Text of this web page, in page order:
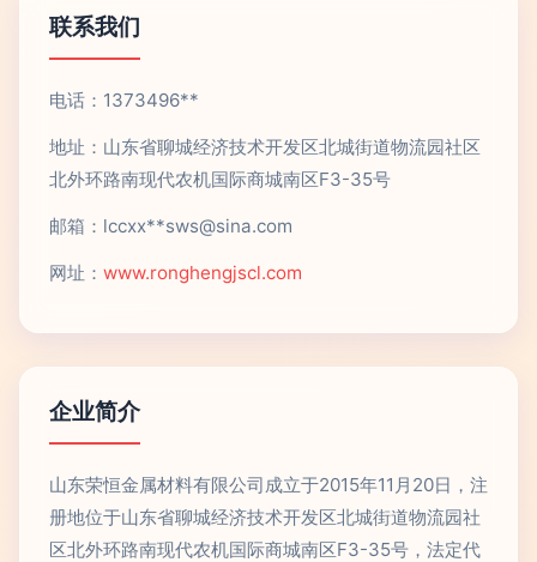
联系我们
电话：1373496**
地址：山东省聊城经济技术开发区北城街道物流园社区
北外环路南现代农机国际商城南区F3-35号
邮箱：lccxx**sws@sina.com
网址： www.ronghengjscl.com
企业简介
山东荣恒金属材料有限公司成立于2015年11月20日，注
册地位于山东省聊城经济技术开发区北城街道物流园社
区北外环路南现代农机国际商城南区F3-35号，法定代